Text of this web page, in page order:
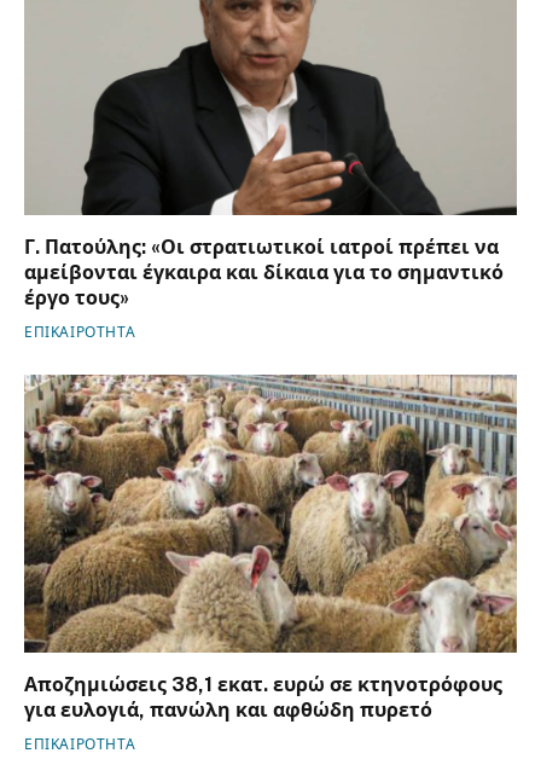
Γ. Πατούλης: «Οι στρατιωτικοί ιατροί πρέπει να
αμείβονται έγκαιρα και δίκαια για το σημαντικό
έργο τους»
ΕΠΙΚΑΙΡΟΤΗΤΑ
Αποζημιώσεις 38,1 εκατ. ευρώ σε κτηνοτρόφους
για ευλογιά, πανώλη και αφθώδη πυρετό
ΕΠΙΚΑΙΡΟΤΗΤΑ